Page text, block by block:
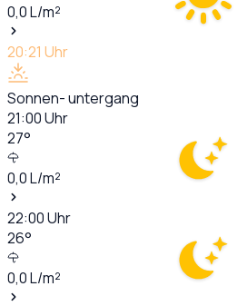
0,0L/m²
20:21 Uhr
Sonnen- untergang
21:00Uhr
27°
0,0L/m²
22:00Uhr
26°
0,0L/m²